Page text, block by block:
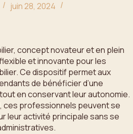
juin 28, 2024
concept novateur et en plein
et innovante pour les
Ce dispositif permet aux
de bénéficier d’une
en conservant leur autonomie.
ces professionnels peuvent se
leur activité principale sans se